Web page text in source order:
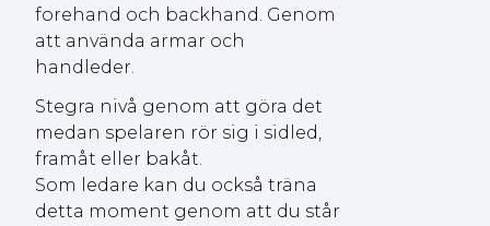
forehand och backhand. Genom
att använda armar och
handleder.
Stegra nivå genom att göra det
medan spelaren rör sig i sidled,
framåt eller bakåt.
Som ledare kan du också träna
detta moment genom att du står